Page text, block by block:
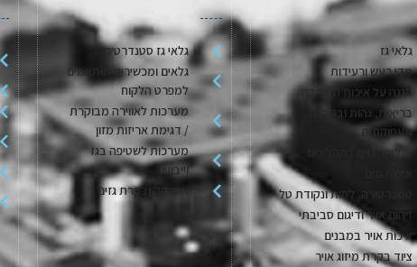
גלאי גז
מדי רעש ורעידות
הגנה על איכות הסביבה
בריאות, גהות ובטיחות
תעסוקתית
אנלייזר גזים לתהליכים
טמפרטורה, לחות ונקודת טל
זיהום אויר ודיגום סביבתי
איכות אויר במבנים
ציוד בקרת מיזוג אויר
גלאי גז סטנדרטים
גלאים ומכשירים מותאמים
למפרט הלקוח
מערכות לאווירה מבוקרת
/ דגימת אריזות מזון
מערכות לשטיפה בגז
וייבוש
אספקה ובקרת גזים